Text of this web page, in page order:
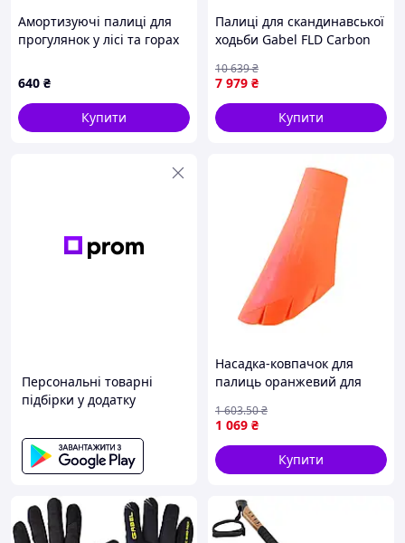
Амортизуючі палиці для
прогулянок у лісі та горах
640 ₴
Купити
Палиці для скандинавської
ходьби Gabel FLD Carbon
7 979 ₴
10 639₴
Купити
Персональні товарні
підбірки у додатку
Насадка-ковпачок для
палиць оранжевий для
трейлранингу з високим
зчепленням FLAME
1 069 ₴
1 603.50₴
Купити